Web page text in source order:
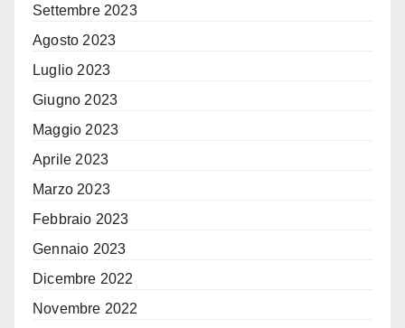
Settembre 2023
Agosto 2023
Luglio 2023
Giugno 2023
Maggio 2023
Aprile 2023
Marzo 2023
Febbraio 2023
Gennaio 2023
Dicembre 2022
Novembre 2022